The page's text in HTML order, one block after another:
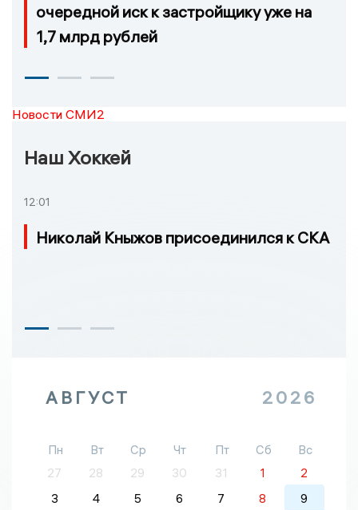
очередной иск к застройщику уже на
1,7 млрд рублей
Новости СМИ2
Наш Хоккей
12:01
Николай Кныжов присоединился к СКА
АВГУСТ 2026
Пн Вт Ср Чт Пт Сб
Вс
27
28 29 30 31 1
2
3
4 5 6 7 8
9